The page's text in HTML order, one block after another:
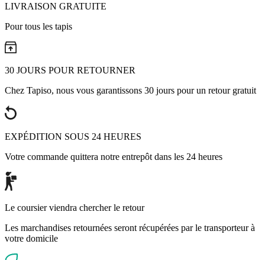
LIVRAISON GRATUITE
Pour tous les tapis
30 JOURS POUR RETOURNER
Chez Tapiso, nous vous garantissons 30 jours pour un retour gratuit
EXPÉDITION SOUS 24 HEURES
Votre commande quittera notre entrepôt dans les 24 heures
Le coursier viendra chercher le retour
Les marchandises retournées seront récupérées par le transporteur à
votre domicile